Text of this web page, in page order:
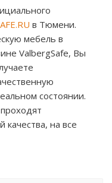
в Тюмени.
мебель в
ValbergSafe, Вы
состоянии.
на все